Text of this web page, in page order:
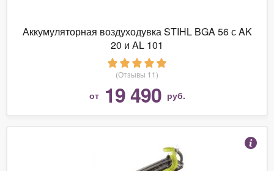
Аккумуляторная воздуходувка STIHL BGA 56 с AK
20 и AL 101
(Отзывы 11)
от 19 490 руб.